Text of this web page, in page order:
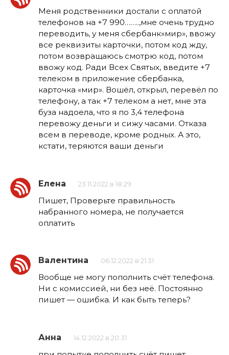
Меня родственники достали с оплатой
телефонов на +7 990……..,мне очень трудно
переводить, у меня сбербанк»мир», ввожу
все реквизиты карточки, потом код жду,
потом возвращаюсь смотрю код, потом
ввожу код. Ради Всех Святых, введите +7
телеком в приложение сбербанка,
карточка «мир». Вошёл, открыл, перевёл по
телефону, а так +7 телеком а нет, мне эта
буза надоела, что я по 3,4 телефона
перевожу деньги и сижу часами. Отказа
всем в переводе, кроме родных. А это,
кстати, теряются ваши деньги
Елена 23.11.2022 в 18:29
Пишет, Проверьте правильность
набранного номера, не получается
оплатить
Валентина 06.12.2022 в 21:31
Вообще не могу пополнить счёт телефона.
Ни с комиссией, ни без неё. Постоянно
пишет — ошибка. И как быть теперь?
Анна 14.12.2022 в 20:31